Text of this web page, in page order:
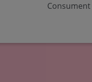
Consument